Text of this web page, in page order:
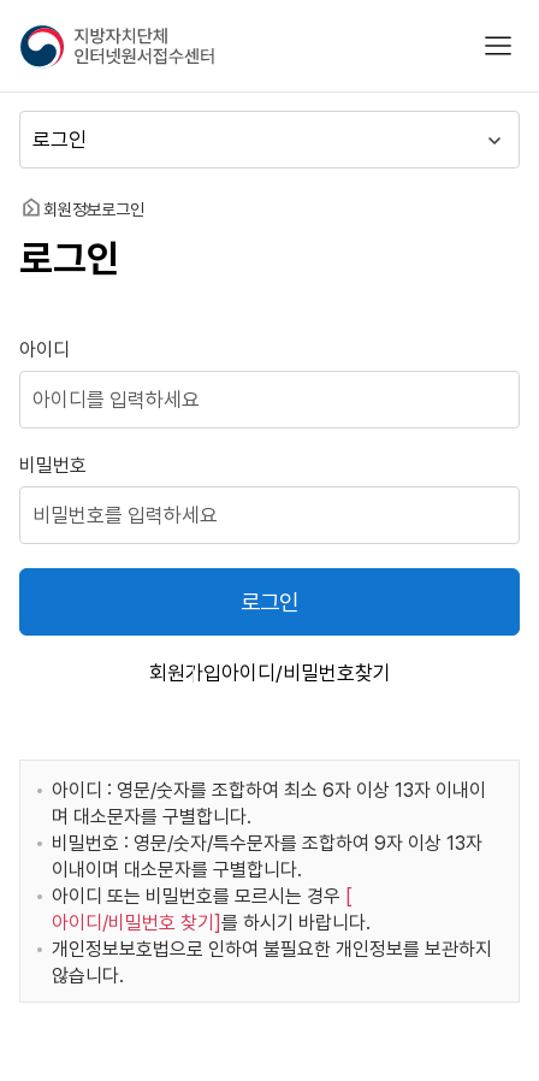
지
방
자
치
단
체
인
넷
접
수
센
모바
뉴
동
홈 회원정보로그인
로그인
로그인
아이디
비밀번호
로그인
회원가입아이디/비밀번호찾기
아이디 : 영문/숫자를 조합하여 최소 6자 이상 13자 이내이
며 대소문자를 구별합니다.
비밀번호 : 영문/숫자/특수문자를 조합하여 9자 이상 13자
이내이며 대소문자를 구별합니다.
아이디 또는 비밀번호를 모르시는 경우 [
아이디/비밀번호 찾기 ]를 하시기 바랍니다.
개인정보보호법으로 인하여 불필요한 개인정보를 보관하지
않습니다.